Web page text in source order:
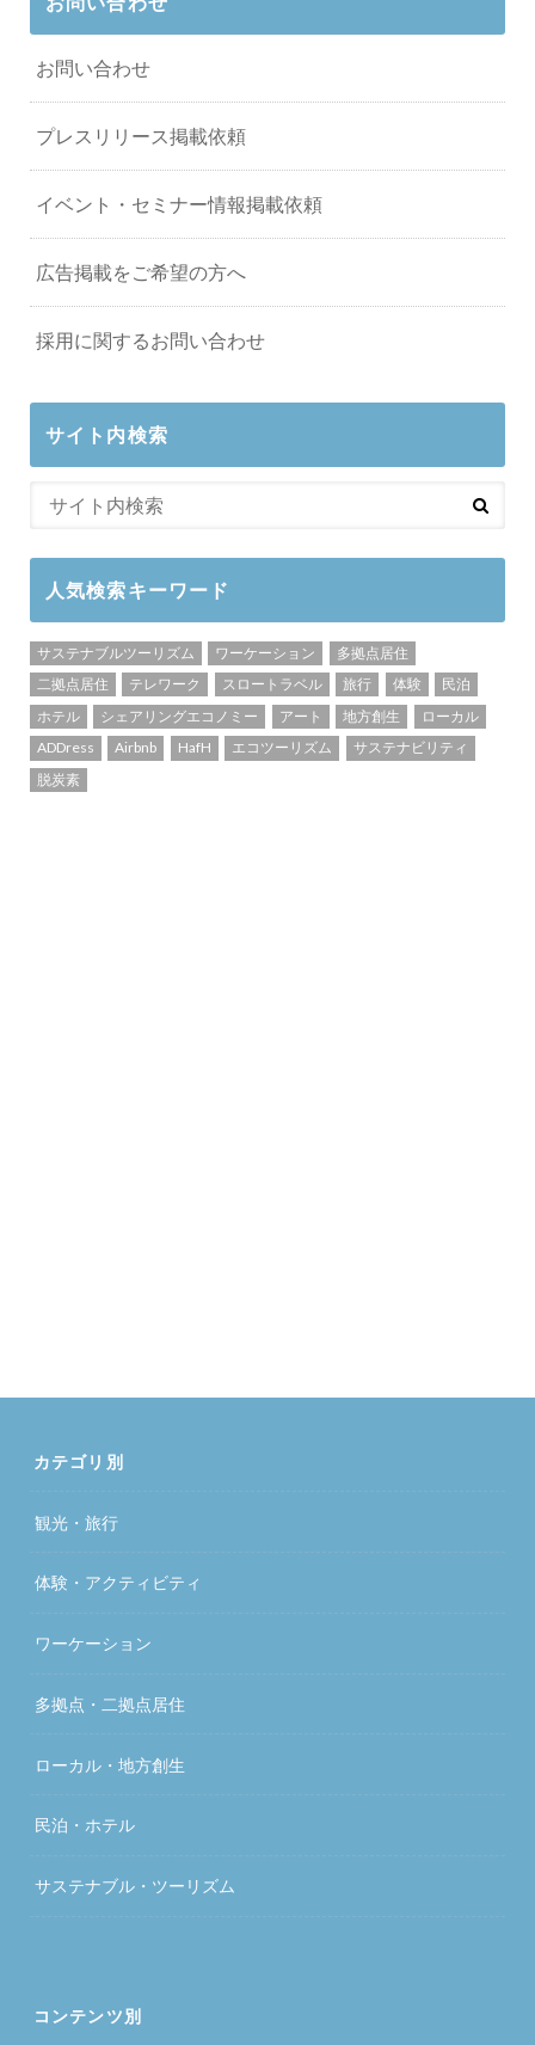
お問い合わせ
プレスリリース掲載依頼
イベント・セミナー情報掲載依頼
広告掲載をご希望の方へ
採用に関するお問い合わせ
サイト内検索
人気検索キーワード
サステナブルツーリズム ワーケーション
多拠点居住
二拠点居住
テレワーク スロートラベル 旅行 体験
民泊
ホテル
シェアリングエコノミー アート 地方創生
ローカル
ADDress
Airbnb HafH エコツーリズム
サステナビリティ
脱炭素
カテゴリ別
観光・旅行
体験・アクティビティ
ワーケーション
多拠点・二拠点居住
ローカル・地方創生
民泊・ホテル
サステナブル・ツーリズム
コンテンツ別